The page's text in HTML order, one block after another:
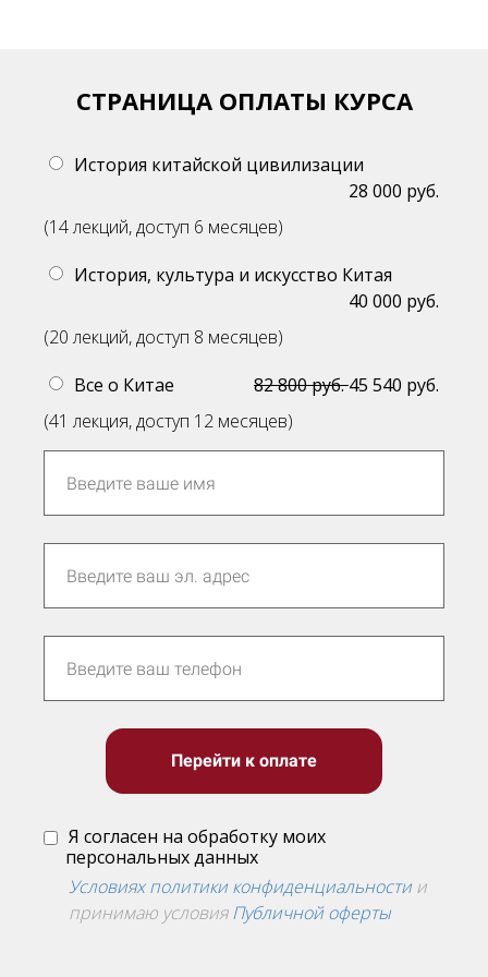
СТРАНИЦА ОПЛАТЫ КУРСА
История китайской цивилизации
28 000 руб.
(14 лекций, доступ 6 месяцев)
История, культура и искусство Китая
40 000 руб.
(20 лекций, доступ 8 месяцев)
Все о Китае
82 800 руб.45 540 руб.
(41 лекция, доступ 12 месяцев)
Перейти к оплате
Я согласен на обработку моих
персональных данных
Условиях политики конфиденциальности и
принимаю условияПубличной оферты